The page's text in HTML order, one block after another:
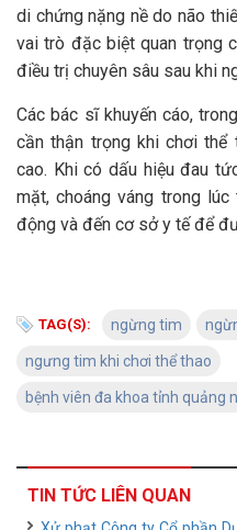
di chứng nặng nề do não
vai trò đặc biệt quan trọng
điều trị chuyên sâu sau khi
Các bác sĩ khuyến cáo,
cần thận trọng khi chơi
cao. Khi có dấu hiệu đau
mặt, choáng váng trong
động và đến cơ sở y tế để
TAG(S): ngừng tim
ngưng tim khi chơi thể thao
bệnh viên đa khoa tỉnh quảng
TIN TỨC LIÊN QUAN